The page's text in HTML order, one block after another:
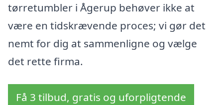
tørretumbler i Ågerup behøver ikke at
være en tidskrævende proces; vi gør det
nemt for dig at sammenligne og vælge
det rette firma.
Få 3 tilbud, gratis og uforpligtende